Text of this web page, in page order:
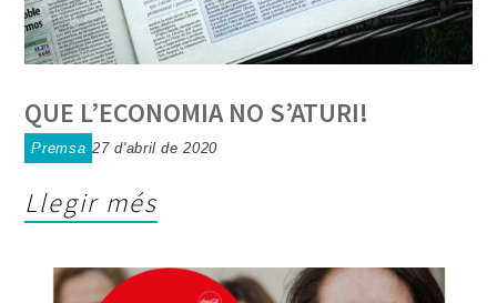
QUE L’ECONOMIA NO S’ATURI!
Premsa 27 d'abril de 2020
Llegir més